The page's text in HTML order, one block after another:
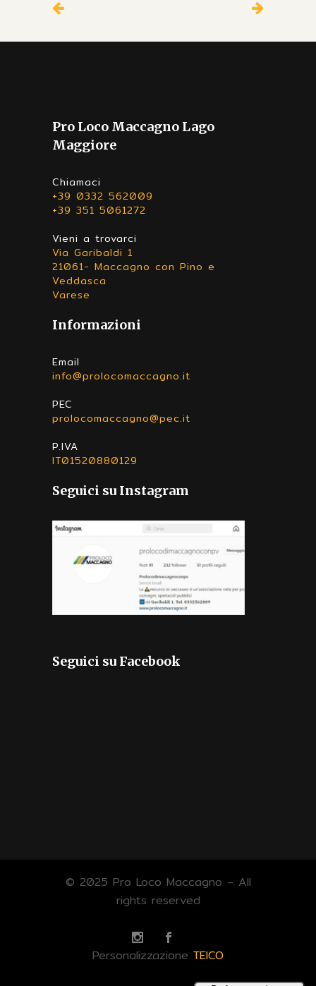
Pro Loco Maccagno Lago
Maggiore
Chiamaci
+39 0332 562009
+39 351 5061272
Vieni a trovarci
Via Garibaldi 1
21061- Maccagno con Pino e
Veddasca
Varese
Informazioni
Email
info@prolocomaccagno.it
PEC
prolocomaccagno@pec.it
P.IVA
IT01520880129
Seguici su Instagram
Seguici su Facebook
© 2025 Pro Loco Maccagno – All
rights reserved
Personalizzazione TEICO